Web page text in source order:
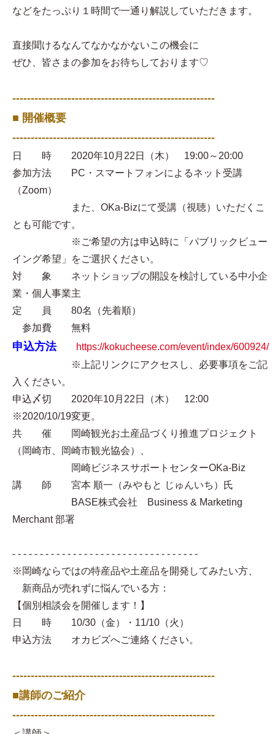
などをたっぷり１時間で一通り解説していただきます。
直接聞けるなんてなかなかないこの機会に
ぜひ、皆さまの参加をお待ちしております♡
-------------------------------------------------------
■ 開催概要
-------------------------------------------------------
日 時 2020年10月22日（木） 19:00～20:00
参加方法 PC・スマートフォンによるネット受講
（Zoom）
また、OKa-Bizにて受講（視聴）いただくこ
とも可能です。
※ご希望の方は申込時に「パブリックビュー
イング希望」をご選択ください。
対 象 ネットショップの開設を検討している中小企
業・個人事業主
定 員 80名（先着順）
参加費 無料
申込方法
https://kokucheese.com/event/index/600924/
※上記リンクにアクセスし、必要事項をご記
入ください。
申込〆切 2020年10月22日（木） 12:00
※2020/10/19変更。
共 催 岡崎観光お土産品づくり推進プロジェクト
（岡崎市、岡崎市観光協会）、
岡崎ビジネスサポートセンターOKa-Biz
講 師 宮本 順一（みやもと じゅんいち）氏
BASE株式会社 Business & Marketing
Merchant 部署
- - - - - - - - - - - - - - - - - - - - - - - - - - - - - - - - - -
※岡崎ならではの特産品や土産品を開発してみたい方、
新商品が売れずに悩んでいる方：
【個別相談会を開催します！】
日 時 10/30（金）・11/10（火）
申込方法 オカビズへご連絡ください。
-------------------------------------------------------
■講師のご紹介
-------------------------------------------------------